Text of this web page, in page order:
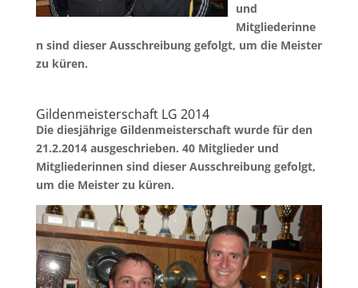
und
Mitgliederinne
n sind dieser Ausschreibung gefolgt, um die Meister
zu küren.
Gildenmeisterschaft LG 2014
Die diesjährige Gildenmeisterschaft wurde für den
21.2.2014 ausgeschrieben. 40 Mitglieder und
Mitgliederinnen sind dieser Ausschreibunggefolgt,
um die Meister zu küren.